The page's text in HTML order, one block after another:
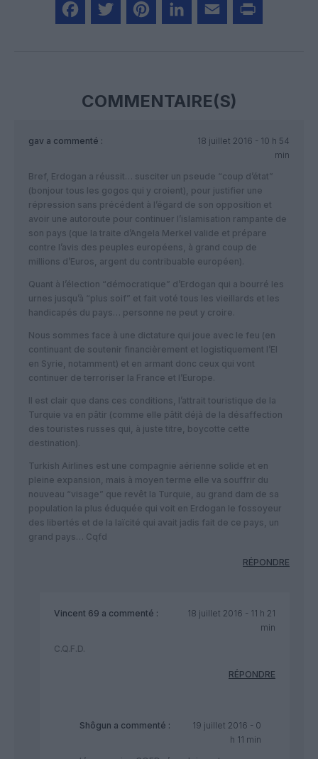
COMMENTAIRE(S)
gav a commenté :
18 juillet 2016 - 10 h 54
min
Bref, Erdogan a réussit… susciter un pseude “coup d’état”
(bonjour tous les gogos qui y croient), pour justifier une
répression sans précédent à l’égard de son opposition et
avoir une autoroute pour continuer l’islamisation rampante de
son pays (que la traite d’Angela Merkel valide et prépare
contre l’avis des peuples européens, à grand coup de
millions d’Euros, argent du contribuable européen).
Quant à l’élection “démocratique” d’Erdogan qui a bourré les
urnes jusqu’à “plus soif” et fait voté tous les vieillards et les
handicapés du pays… personne ne peut y croire.
Nous sommes face à une dictature qui joue avec le feu (en
continuant de soutenir financièrement et logistiquement l’EI
en Syrie, notamment) et en armant donc ceux qui vont
continuer de terroriser la France et l’Europe.
Il est clair que dans ces conditions, l’attrait touristique de la
Turquie va en pâtir (comme elle pâtit déjà de la désaffection
des touristes russes qui, à juste titre, boycotte cette
destination).
Turkish Airlines est une compagnie aérienne solide et en
pleine expansion, mais à moyen terme elle va souffrir du
nouveau “visage” que revêt la Turquie, au grand dam de sa
population la plus éduquée qui voit en Erdogan le fossoyeur
des libertés et de la laïcité qui avait jadis fait de ce pays, un
grand pays… Cqfd
RÉPONDRE
Vincent 69 a commenté :
18 juillet 2016 - 11 h 21
min
C.Q.F.D.
RÉPONDRE
Shôgun a commenté :
19 juillet 2016 - 0
h 11 min